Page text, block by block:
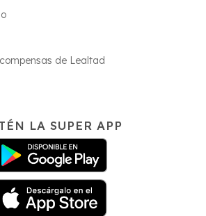
de Lealtad
LA SUPER APP